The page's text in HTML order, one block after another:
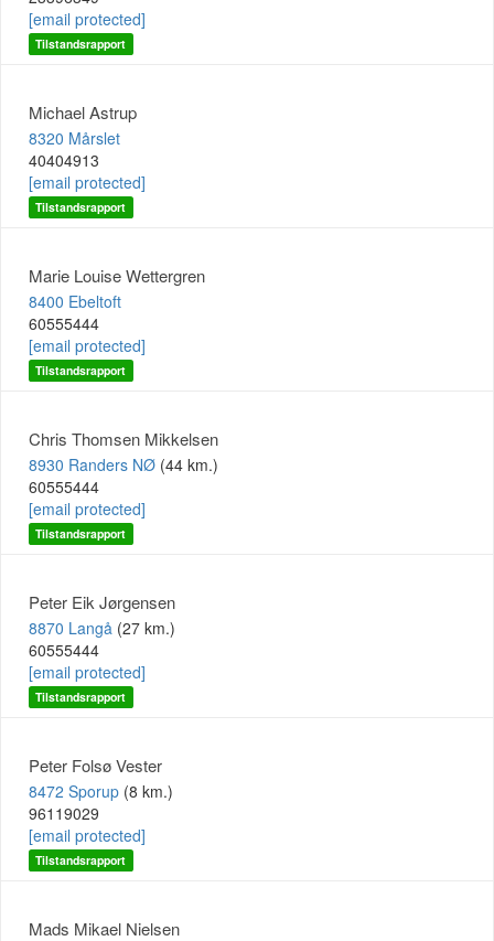
[email protected]
Tilstandsrapport
Michael Astrup
8320 Mårslet
40404913
[email protected]
Tilstandsrapport
Marie Louise Wettergren
8400 Ebeltoft
60555444
[email protected]
Tilstandsrapport
Chris Thomsen Mikkelsen
8930 Randers NØ (44 km.)
60555444
[email protected]
Tilstandsrapport
Peter Eik Jørgensen
8870 Langå (27 km.)
60555444
[email protected]
Tilstandsrapport
Peter Folsø Vester
8472 Sporup (8 km.)
96119029
[email protected]
Tilstandsrapport
Mads Mikael Nielsen